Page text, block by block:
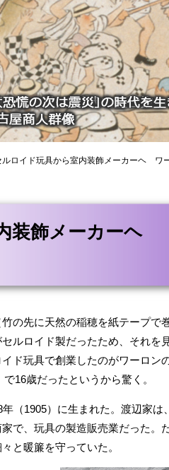
ロイド玩具から室内装飾メーカーヘ ワ
装飾メーカーヘ
の先に天然の稲穂を紙テープで
ルロイド製だったため、それを
ド玩具で創業したのがワーロン
16歳だったというから驚く。
（1905）に生まれた。渡辺家は
で、玩具の製造販売業だった。
と暖簾を守っていた。